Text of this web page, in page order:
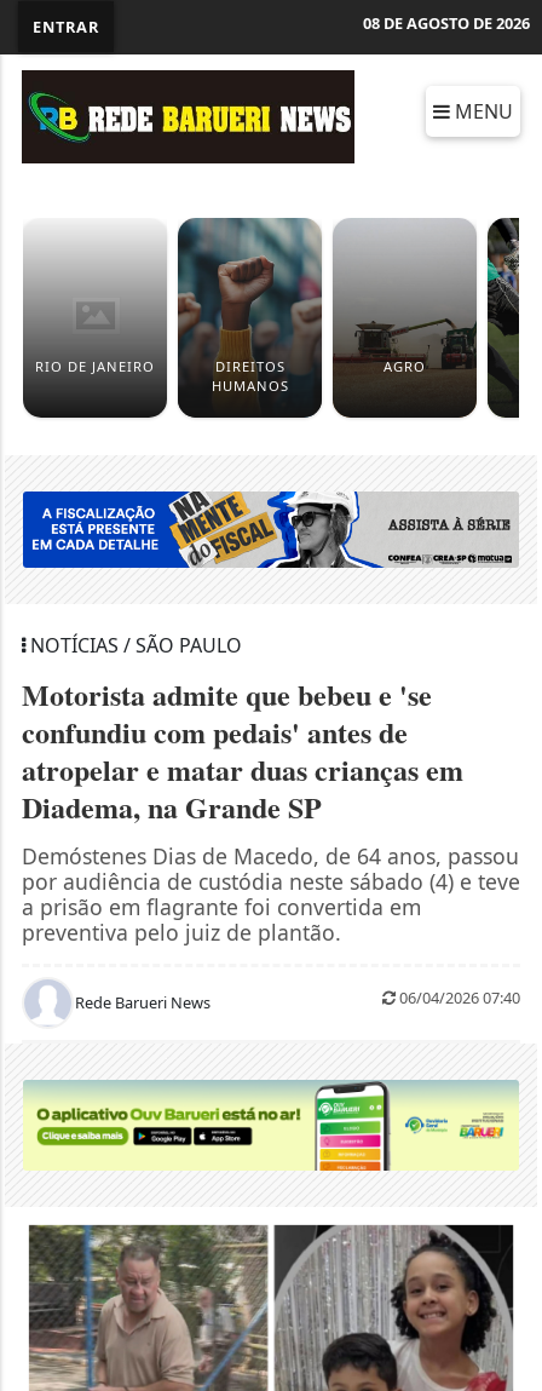
ENTRAR 08 DE AGOSTO DE 2026
MENU
RIO DE JANEIRO
DIREITOS
HUMANOS
AGRO
NOTÍCIAS / SÃO PAULO
Motorista admite que bebeu e 'se
confundiu com pedais' antes de
atropelar e matar duas crianças em
Diadema, na Grande SP
Demóstenes Dias de Macedo, de 64 anos, passou
por audiência de custódia neste sábado (4) e teve
a prisão em flagrante foi convertida em
preventiva pelo juiz de plantão.
Rede Barueri News 06/04/2026 07:40